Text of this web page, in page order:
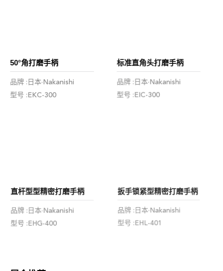
50°角打磨手柄
品牌 :日本·Nakanishi
型号 :EKC-300
标准直角头打磨手柄
品牌 :日本·Nakanishi
型号 :EIC-300
直杆型型精密打磨手柄
品牌 :日本·Nakanishi
型号 :EHG-400
扳手锁紧型精密打磨手柄
品牌 :日本·Nakanishi
型号 :EHL-401